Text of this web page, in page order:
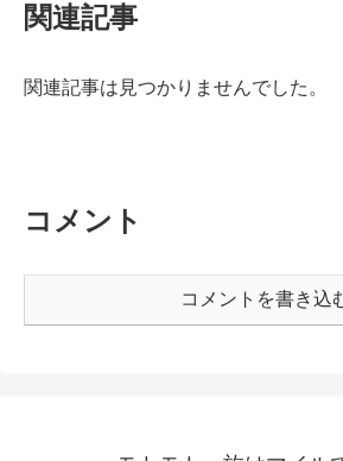
関連記事
関連記事は見つかりませんでした。
コメント
コメントを書き込